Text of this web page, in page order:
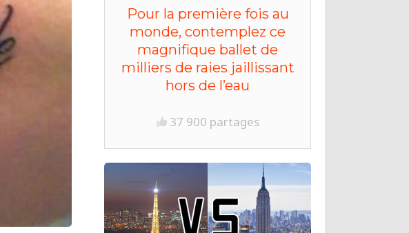
Pour la première fois au
monde, contemplez ce
magnifique ballet de
milliers de raies jaillissant
hors de l’eau
37 900 partages